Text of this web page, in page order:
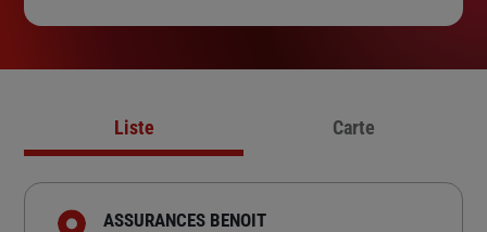
Liste Carte
ASSURANCES BENOIT